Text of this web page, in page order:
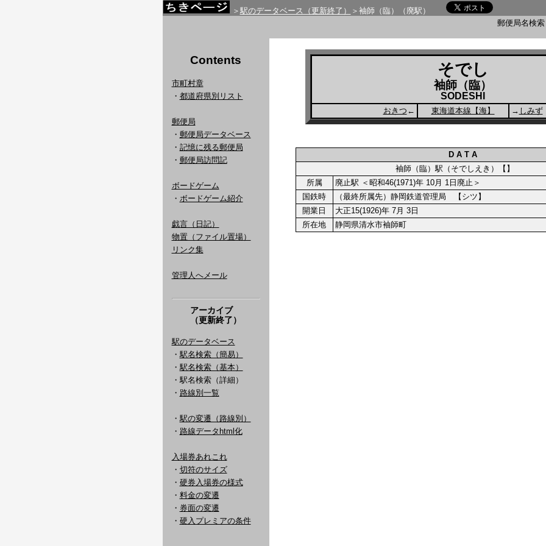
＞ 駅のデータベース（更新終了）
＞袖師（臨）（廃駅）
郵便局名検
Contents
市町村章
・ 都道府県別リスト
郵便局
・ 郵便局データベース
・ 記憶に残る郵便局
・ 郵便局訪問記
ボードゲーム
・ ボードゲーム紹介
戯言（日記）
物置（ファイル置場）
リンク集
管理人へメール
アーカイブ
（更新終了）
駅のデータベース
・ 駅名検索（簡易）
・ 駅名検索（基本）
・駅名検索（詳細）
・ 路線別一覧
・ 駅の変遷（路線別）
・ 路線データhtml化
入場券あれこれ
・ 切符のサイズ
・ 硬券入場券の様式
・ 料金の変遷
・ 券面の変遷
・ 硬入プレミアの条件
そでし
袖師（臨）
SODESHI
おきつ ← 東海道本線【海】 → しみず
D A T A
袖師（臨）駅（そでしえき）【】
所属
廃止駅 ＜昭和46(1971)年 10月 1日廃止＞
国鉄時
（最終所属先）静岡鉄道管理局 【シツ】
開業日
大正15(1926)年 7月 3日
所在地
静岡県清水市袖師町